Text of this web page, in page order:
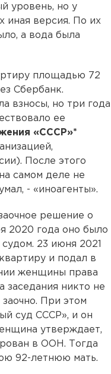
уровень, но у
иная версия. По их
а вода была
площадью 72
Сбербанк.
взносы, но три года
ее
«СССР»*
После этого
на самом деле не
- «иноагенты».
решение о
2020 года оно было
23 июня 2021
и подал в
женщины права
заседания никто не
При этом
суд СССР», и он
утверждает,
в ООН. Тогда
92-летнюю мать.